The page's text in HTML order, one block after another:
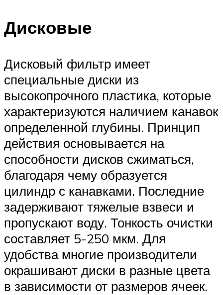
Дисковые
Дисковый фильтр имеет
специальные диски из
высокопрочного пластика, которые
характеризуются наличием канавок
определенной глубины. Принцип
действия основывается на
способности дисков сжиматься,
благодаря чему образуется
цилиндр с канавками. Последние
задерживают тяжелые взвеси и
пропускают воду. Тонкость очистки
составляет 5-250 мкм. Для
удобства многие производители
окрашивают диски в разные цвета
в зависимости от размеров ячеек.